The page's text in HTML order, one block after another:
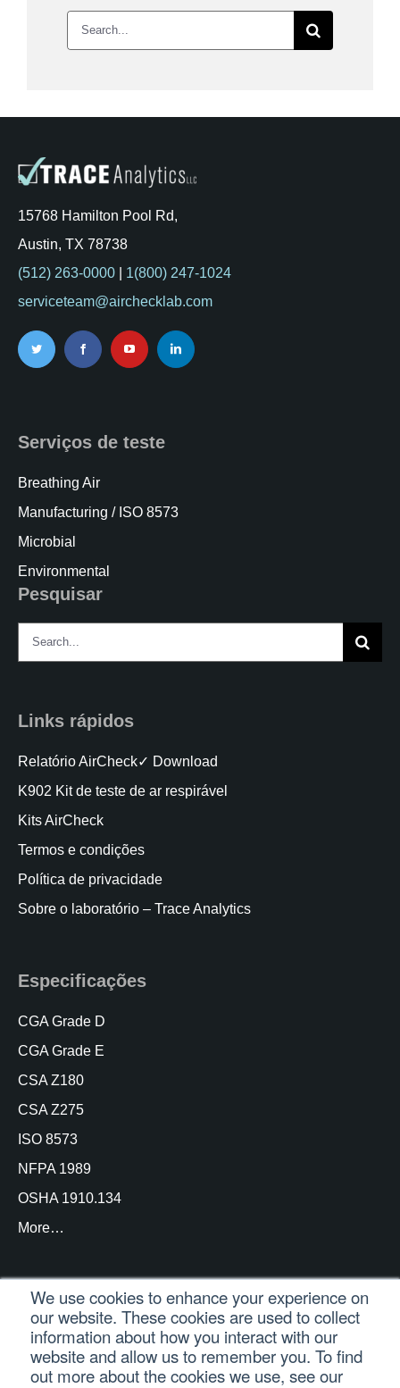
We use cookies to enhance your experience on
our website. These cookies are used to collect
information about how you interact with our
website and allow us to remember you. To find
out more about the cookies we use, see our
Search
for:
15768 Hamilton Pool Rd,
Austin, TX 78738
(512) 263-0000| 1(800) 247-1024
serviceteam@airchecklab.com
Serviços de teste
Breathing Air
Manufacturing / ISO 8573
Microbial
Environmental
Pesquisar
Search
for:
Links rápidos
Relatório AirCheck✓ Download
K902 Kit de teste de ar respirável
Kits AirCheck
Termos e condições
Política de privacidade
Sobre o laboratório – Trace Analytics
Especificações
CGA Grade D
CGA Grade E
CSA Z180
CSA Z275
ISO 8573
NFPA 1989
OSHA 1910.134
More…
© Copyright Trace Analytics, LLC 2021 |Login do
cliente| Todos os direitos reservados